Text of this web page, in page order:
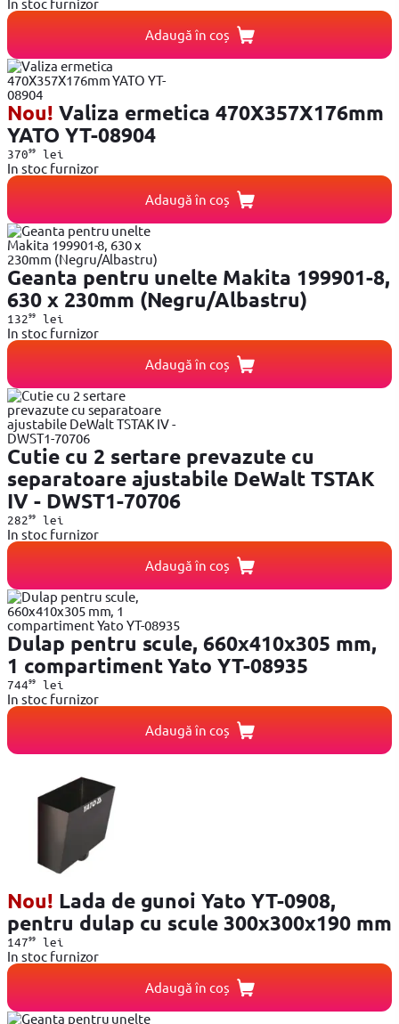
Adaugă în coș
Nou! Valiza ermetica 470X357X176mm
YATO YT-08904
37099lei
In stoc furnizor
Adaugă în coș
Geanta pentru unelte Makita 199901-8,
630 x 230mm (Negru/Albastru)
13299lei
In stoc furnizor
Adaugă în coș
Cutie cu 2 sertare prevazute cu
separatoare ajustabile DeWalt TSTAK
IV - DWST1-70706
28299lei
In stoc furnizor
Adaugă în coș
Dulap pentru scule, 660x410x305 mm,
1 compartiment Yato YT-08935
74499lei
In stoc furnizor
Adaugă în coș
Nou! Lada de gunoi Yato YT-0908,
pentru dulap cu scule 300x300x190 mm
14799lei
In stoc furnizor
Adaugă în coș